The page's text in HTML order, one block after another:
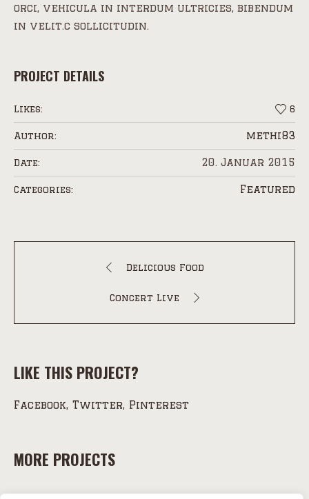
orci, vehicula in interdum ultricies, bibendum
in velit.c sollicitudin.
PROJECT DETAILS
Likes: 6
Author: methi83
Date: 20. Januar 2015
Categories: Featured
Delicious Food
Concert Live
LIKE THIS PROJECT?
Facebook Twitter Pinterest
MORE PROJECTS